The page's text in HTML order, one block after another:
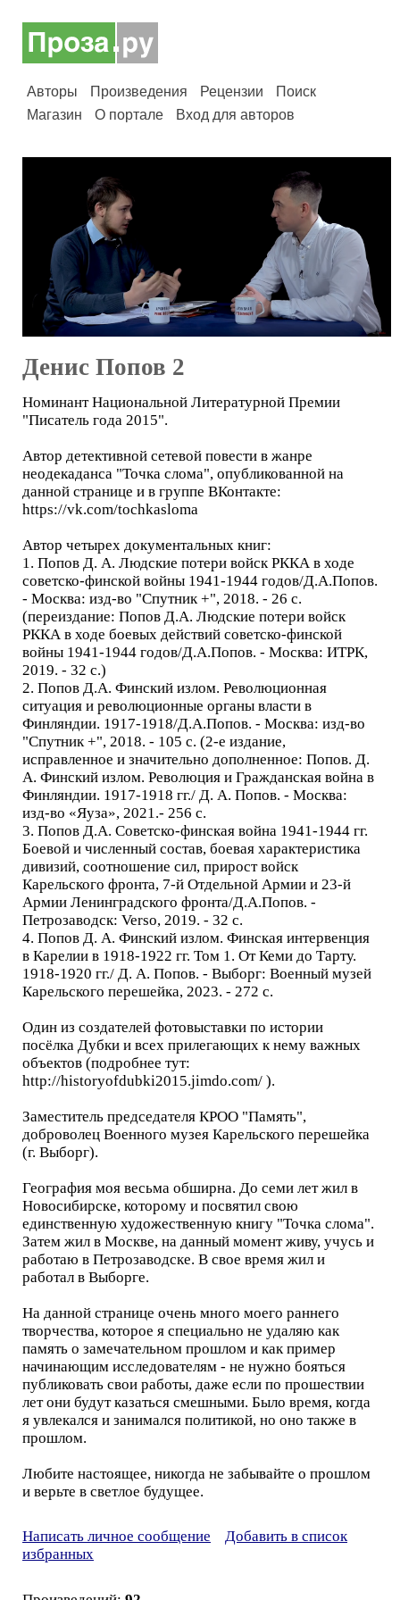
Авторы Произведения Рецензии
Поиск
Магазин
О портале Вход для авторов
Денис Попов 2
Номинант Национальной Литературной Премии
"Писатель года 2015".
Автор детективной сетевой повести в жанре
неодекаданса "Точка слома", опубликованной на
данной странице и в группе ВКонтакте:
https://vk.com/tochkasloma
Автор четырех документальных книг:
1. Попов Д. А. Людские потери войск РККА в ходе
советско-финской войны 1941-1944 годов/Д.А.Попов.
- Москва: изд-во "Спутник +", 2018. - 26 с.
(переиздание: Попов Д.А. Людские потери войск
РККА в ходе боевых действий советско-финской
войны 1941-1944 годов/Д.А.Попов. - Москва: ИТРК,
2019. - 32 с.)
2. Попов Д.А. Финский излом. Революционная
ситуация и революционные органы власти в
Финляндии. 1917-1918/Д.А.Попов. - Москва: изд-во
"Спутник +", 2018. - 105 с. (2-е издание,
исправленное и значительно дополненное: Попов. Д.
А. Финский излом. Революция и Гражданская война в
Финляндии. 1917-1918 гг./ Д. А. Попов. - Москва:
изд-во «Яуза», 2021.- 256 с.
3. Попов Д.А. Советско-финская война 1941-1944 гг.
Боевой и численный состав, боевая характеристика
дивизий, соотношение сил, прирост войск
Карельского фронта, 7-й Отдельной Армии и 23-й
Армии Ленинградского фронта/Д.А.Попов. -
Петрозаводск: Verso, 2019. - 32 с.
4. Попов Д. А. Финский излом. Финская интервенция
в Карелии в 1918-1922 гг. Том 1. От Кеми до Тарту.
1918-1920 гг./ Д. А. Попов. - Выборг: Военный музей
Карельского перешейка, 2023. - 272 с.
Один из создателей фотовыставки по истории
посёлка Дубки и всех прилегающих к нему важных
объектов (подробнее тут:
http://historyofdubki2015.jimdo.com/ ).
Заместитель председателя КРОО "Память",
доброволец Военного музея Карельского перешейка
(г. Выборг).
География моя весьма обширна. До семи лет жил в
Новосибирске, которому и посвятил свою
единственную художественную книгу "Точка слома".
Затем жил в Москве, на данный момент живу, учусь и
работаю в Петрозаводске. В свое время жил и
работал в Выборге.
На данной странице очень много моего раннего
творчества, которое я специально не удаляю как
память о замечательном прошлом и как пример
начинающим исследователям - не нужно бояться
публиковать свои работы, даже если по прошествии
лет они будут казаться смешными. Было время, когда
я увлекался и занимался политикой, но оно также в
прошлом.
Любите настоящее, никогда не забывайте о прошлом
и верьте в светлое будущее.
Написать личное сообщение
Добавить в список
избранных